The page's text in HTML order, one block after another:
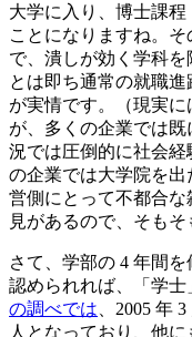
大学に入り、博士課
ことになりますね。
で、潰しが効く学科
とは即ち通常の就職
が実情です。（現実
が、多くの企業では
況では圧倒的に社会経
の企業では大学院を
営側にとって不都合
見があるので、そもそ
さて、学部の 4 年間
認められれば、「学士
の調べでは 、2005 年
人となっており、他